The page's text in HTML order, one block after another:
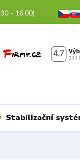
- 16:00)
Stabilizační